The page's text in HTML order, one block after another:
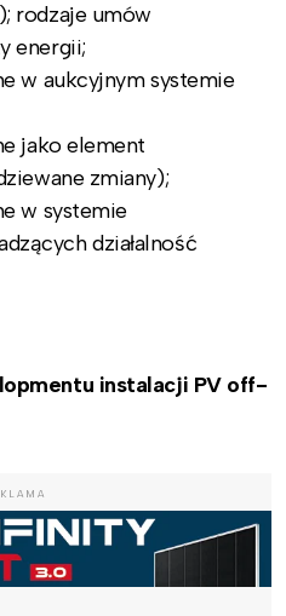
rodzaje umów
energii;
w aukcyjnym systemie
jako element
zmiany);
w systemie
działalność
instalacji PV off-